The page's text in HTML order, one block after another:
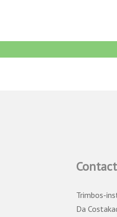
Contact
Trimbos-
Da